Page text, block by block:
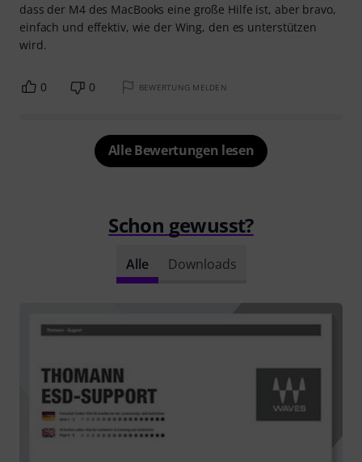
dass der M4 des MacBooks eine große Hilfe ist, aber bravo,
einfach und effektiv, wie der Wing, den es unterstützen
wird.
0 0 BEWERTUNG MELDEN
Alle Bewertungen lesen
Schon gewusst?
Alle Downloads